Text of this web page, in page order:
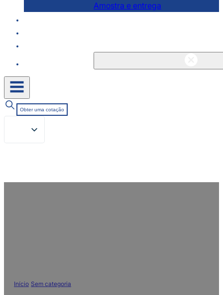
Amostra e entrega
Obter uma cotação
Início Sem categoria